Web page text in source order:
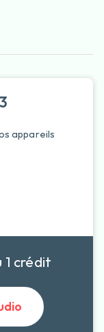
appareils
1 crédit